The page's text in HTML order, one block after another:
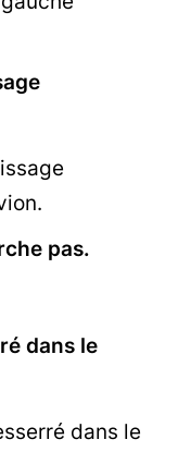
pas.
dans le
dans le